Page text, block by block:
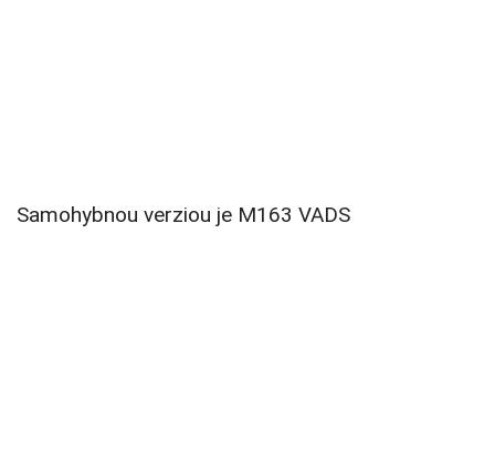
Samohybnou verziou je M163 VADS